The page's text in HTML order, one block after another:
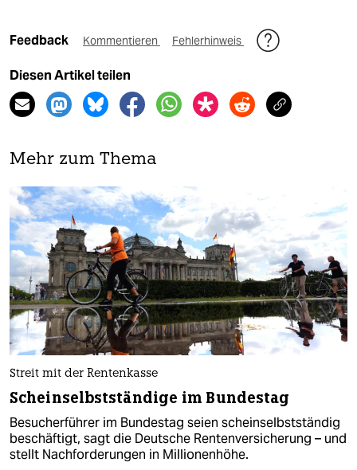
Feedback Kommentieren Fehlerhinweis
Diesen Artikel teilen
Mehr zum Thema
Streit mit der Rentenkasse
Scheinselbstständige im Bundestag
Besucherführer im Bundestag seien scheinselbstständig
beschäftigt, sagt die Deutsche Rentenversicherung – und
stellt Nachforderungen in Millionenhöhe.